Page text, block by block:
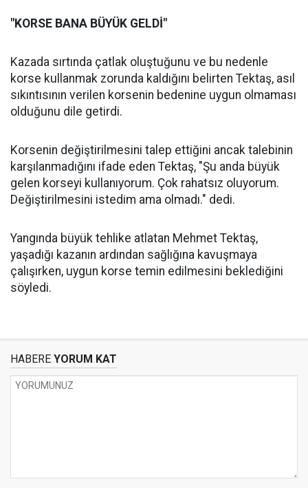
"KORSE BANA BÜYÜK GELDİ"
Kazada sırtında çatlak oluştuğunu ve bu nedenle
korse kullanmak zorunda kaldığını belirten Tektaş, asıl
sıkıntısının verilen korsenin bedenine uygun olmaması
olduğunu dile getirdi.
Korsenin değiştirilmesini talep ettiğini ancak talebinin
karşılanmadığını ifade eden Tektaş, "Şu anda büyük
gelen korseyi kullanıyorum. Çok rahatsız oluyorum.
Değiştirilmesini istedim ama olmadı." dedi.
Yangında büyük tehlike atlatan Mehmet Tektaş,
yaşadığı kazanın ardından sağlığına kavuşmaya
çalışırken, uygun korse temin edilmesini beklediğini
söyledi.
HABERE YORUM KAT